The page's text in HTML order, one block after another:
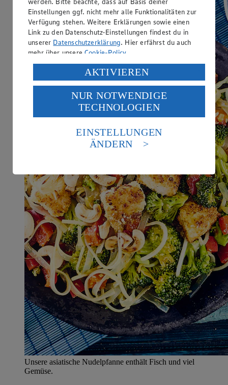
Unsere asiatische Nudelpfanne enthält Fisch und viel
Gemüse.
Einstellungen ggf. nicht mehr alle Funktionalitäten zur
Verfügung stehen. Weitere Erklärungen sowie einen
Link zu den Datenschutz-Einstellungen findest du in
unserer Datenschutzerklärung. Hier erfährst du auch
mehr über unsereCookie-Policy.
Verarbeitung deiner personenbezogenen Daten in den
USA durch Facebook und YouTube:
Wenn du auf „Aktivieren“ klickst, willigst du im Sinne
des Art. 49 Abs. 1 Satz 1 lit. a) DSGVO ein, dass deine
Daten in den USA verarbeitet werden. Der EuGH sieht
die USA als Land mit einem nach europäischen
Standards nicht angemessenen Datenschutzniveau an.
Es besteht das Risiko eines Zugriffs durch US-
Informationen zum Herausgeber der Seite findest du
im
Impressum
AKTIVIEREN
NUR NOTWENDIGE
TECHNOLOGIEN
EINSTELLUNGEN
ÄNDERN